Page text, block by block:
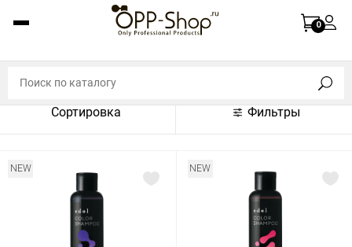
0
Сортировка Фильтры
По названию (A-Z)
По цене (по возрастанию)
По цене (по убыванию)
По популярности (по убыванию)
NEW NEW